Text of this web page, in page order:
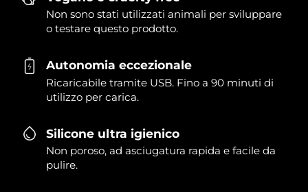
Non sono stati utilizzati animali per sviluppare
o testare questo prodotto.
Autonomia eccezionale
Ricaricabile tramite USB. Fino a 90 minuti di
utilizzo per carica.
Silicone ultra igienico
Non poroso, ad asciugatura rapida e facile da
pulire.